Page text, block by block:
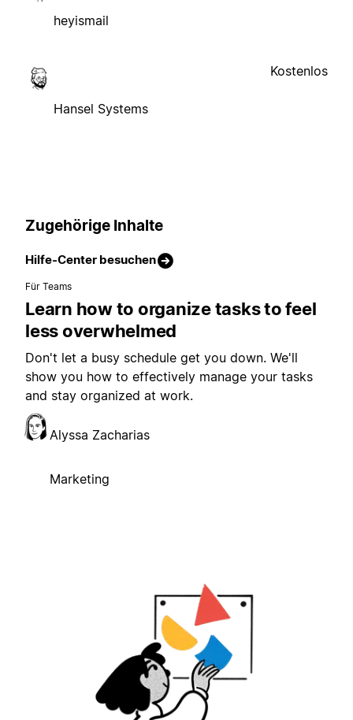
heyismail
Hansel Systems
Kostenlos
Zugehörige Inhalte
Hilfe-Center besuchen
Für Teams
Learn how to organize tasks to feel
less overwhelmed
Don't let a busy schedule get you down. We'll
show you how to effectively manage your tasks
and stay organized at work.
Alyssa Zacharias
Marketing